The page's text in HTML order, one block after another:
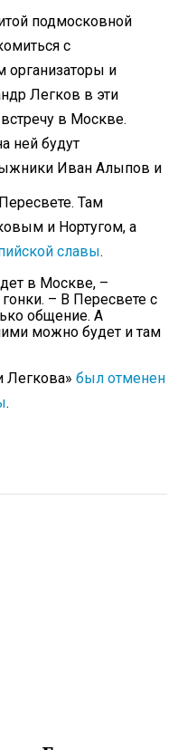
подмосковной
с
организаторы и
Легков в эти
в Москве.
ней будут
Иван Алыпов и
Там
и Нортугом, а
славы.
в Москве, –
– В Пересвете с
общение. А
можно будет и там
Легкова»был отменен
.